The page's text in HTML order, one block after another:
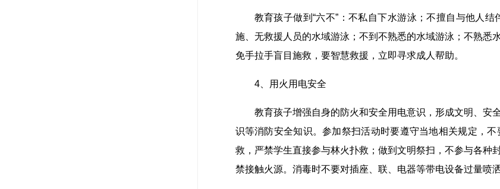
教育孩子做到“六不”：不私自下水游泳；不擅自与他人
施、无救援人员的水域游泳；不到不熟悉的水域游泳；不熟悉
免手拉手盲目施救，要智慧救援，立即寻求成人帮助。
4、用火用电安全
教育孩子增强自身的防火和安全用电意识，形成文明、安
识等消防安全知识。参加祭扫活动时要遵守当地相关规定，
救，严禁学生直接参与林火扑救；做到文明祭扫，不参与各种
禁接触火源。消毒时不要对插座、联、电器等带电设备过量喷